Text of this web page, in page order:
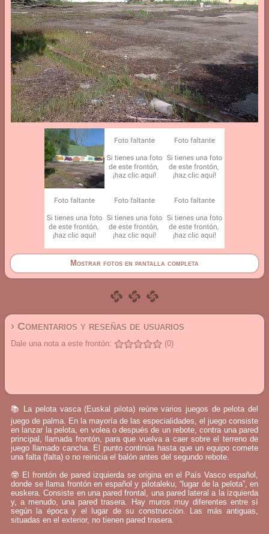
Mostrar fotos en pantalla completa
› Comentarios y reseñas de usuarios
Dale una nota a este frontón: (0)
📚 La pelota vasca (Euskal pilota) reúne varios juegos de pelota del
juego de palma. En la mayoría de las especialidades, el juego consiste
en lanzar la pelota, en volea o después de un rebote, contra una pared
principal, llamada frontón, para que vuelva a caer sobre el terreno de
juego llamado cancha. El punto continúa hasta que un equipo comete
una falta (falta) o no reinicia el balón antes del segundo rebote.
🤓 El frontón de pared izquierda se origina en el País Vasco español,
donde se llama frontón en español y pilotaleku, “lugar de la pelota”, en
euskera. Consiste en una pared frontal, una pared lateral a la izquierda
y, a menudo, una pared trasera. Hay muros muy diferentes entre sí
según la época y el lugar de su construcción. Las más antiguas,
situadas en el exterior, no tienen pared trasera.